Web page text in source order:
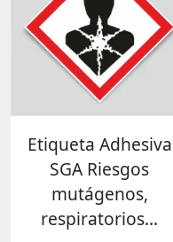
Etiqueta Adhesiva
SGA Riesgos
mutágenos,
respiratorios...